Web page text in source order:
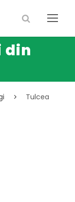
din
Tulcea